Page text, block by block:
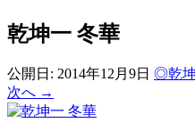
乾坤一 冬華
公開日: 2014年12月9日 ◎乾
次へ →